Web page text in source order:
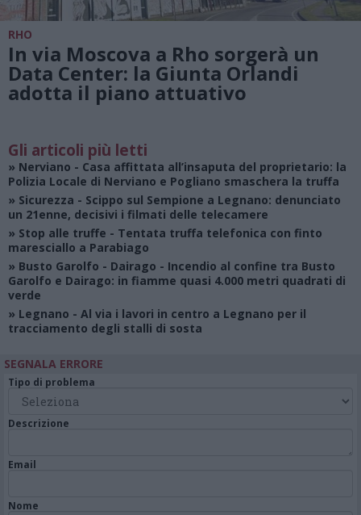
RHO
In via Moscova a Rho sorgerà un
Data Center: la Giunta Orlandi
adotta il piano attuativo
Gli articoli più letti
» Nerviano - Casa affittata all’insaputa del proprietario: la
Polizia Locale di Nerviano e Pogliano smaschera la truffa
» Sicurezza - Scippo sul Sempione a Legnano: denunciato
un 21enne, decisivi i filmati delle telecamere
» Stop alle truffe - Tentata truffa telefonica con finto
maresciallo a Parabiago
» Busto Garolfo - Dairago - Incendio al confine tra Busto
Garolfo e Dairago: in fiamme quasi 4.000 metri quadrati di
verde
» Legnano - Al via i lavori in centro a Legnano per il
tracciamento degli stalli di sosta
SEGNALA ERRORE
Tipo di problema
Descrizione
Email
Nome